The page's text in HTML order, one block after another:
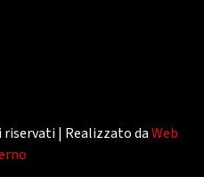
| Realizzato daWeb